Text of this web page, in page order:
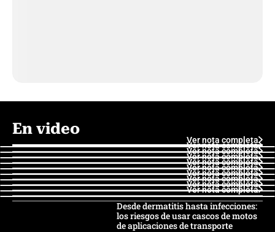
En video
Ver nota completa
Ver nota completa
Ver nota completa
Ver nota completa
Ver nota completa
Ver nota completa
Ver nota completa
Ver nota completa
Ver nota completa
Ver nota completa
Desde dermatitis hasta infecciones:
los riesgos de usar cascos de motos
de aplicaciones de transporte